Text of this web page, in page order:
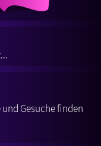
Gesuche finden